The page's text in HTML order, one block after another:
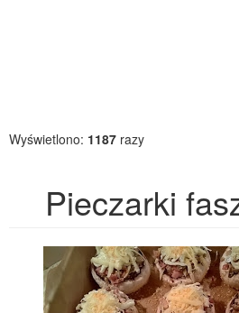
Wyświetlono: 1187 razy
Pieczarki